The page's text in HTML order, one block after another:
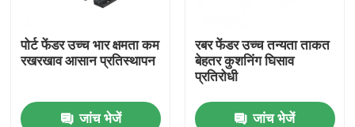
पोर्ट फेंडर उच्च भार क्षमता कम
रखरखाव आसान प्रतिस्थापन
जांच भेजें
रबर फेंडर उच्च तन्यता ताकत
बेहतर कुशनिंग घिसाव
प्रतिरोधी
जांच भेजें